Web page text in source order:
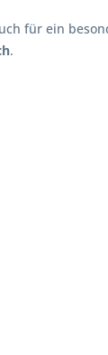
für ein
.